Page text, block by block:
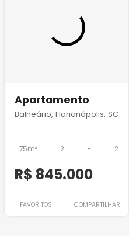
Apartamento
Balneário, Florianópolis, SC
75m² 2 - 2
R$ 845.000
FAVORITOS COMPARTILHAR